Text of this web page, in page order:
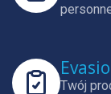
Twój